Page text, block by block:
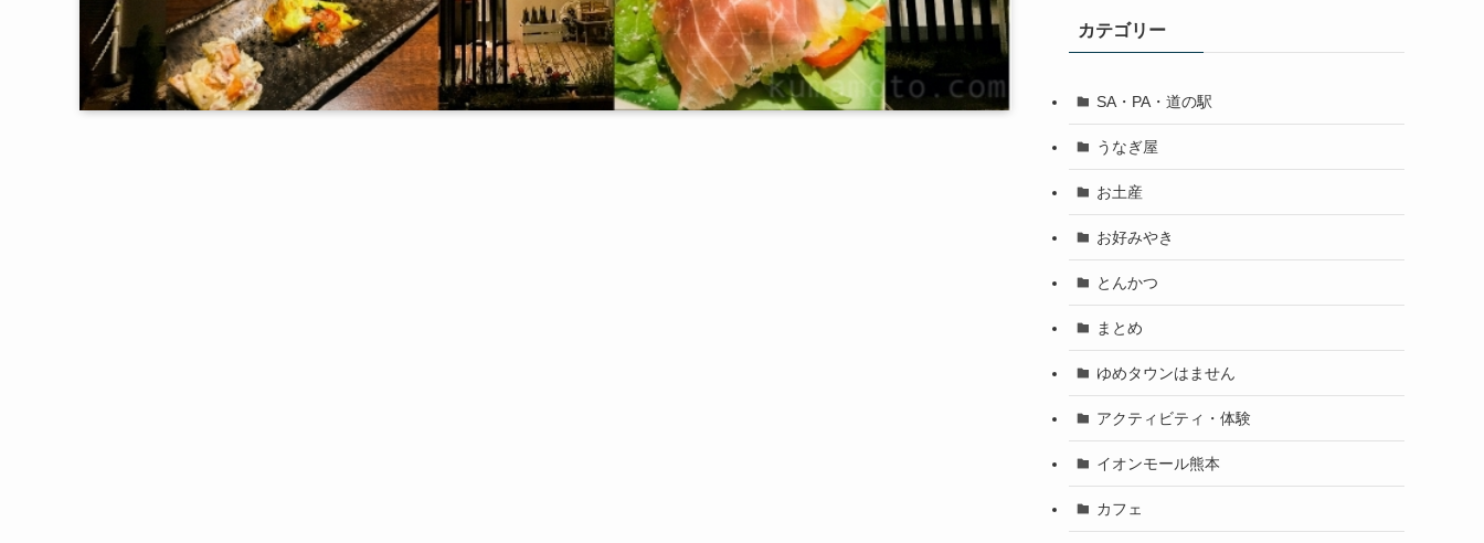
カテゴリー
SA・PA・道の駅
うなぎ屋
お土産
お好みやき
とんかつ
まとめ
ゆめタウンはません
アクティビティ・体験
イオンモール熊本
カフェ